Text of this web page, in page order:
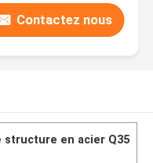
Contactez nous
structure en acier Q35